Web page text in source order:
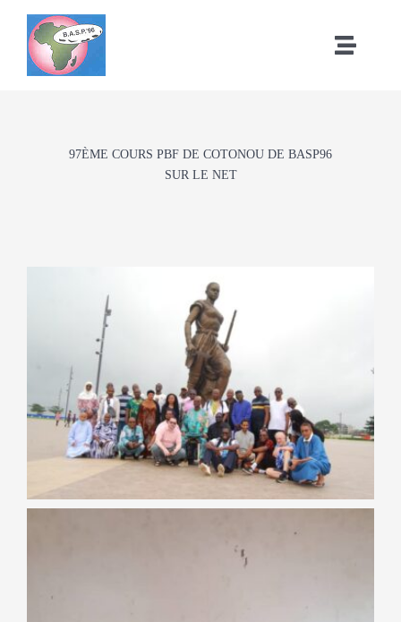
Passer
contenu
Toggle
A Propos de BASP’96
Nos réalisations
Nous rejoindre
Galérie
Nous Contacter
97ÈME COURS PBF DE COTONOU DE BASP96
SUR LE NET